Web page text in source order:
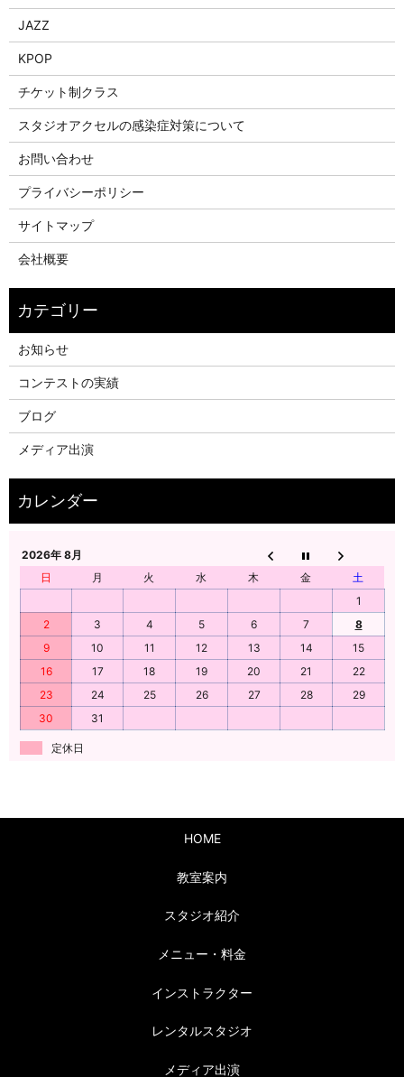
JAZZ
KPOP
チケット制クラス
スタジオアクセルの感染症対策について
お問い合わせ
プライバシーポリシー
サイトマップ
会社概要
お知らせ
コンテストの実績
ブログ
メディア出演
2026年 8月
日
月 火 水 木 金
土
1
2
3 4 5 6 7
8
9
10 11 12 13 14
15
16
17 18 19 20 21
22
23
24 25 26 27 28
29
30
31
定休日
HOME
教室案内
スタジオ紹介
メニュー・料金
インストラクター
レンタルスタジオ
メディア出演